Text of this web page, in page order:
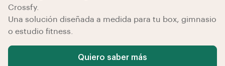
Crossfy.
Una solución diseñada a medida para tu box, gimnasio
o estudio fitness.
Quiero saber más